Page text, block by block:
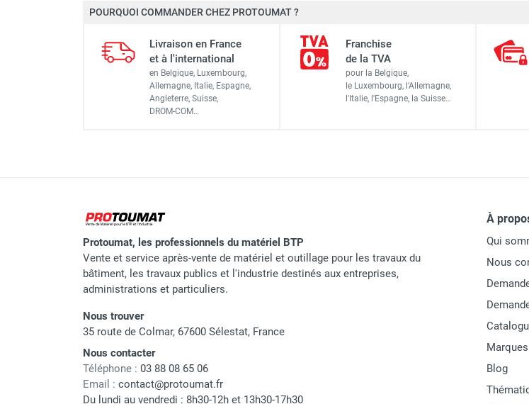
Diamètre
Alésage Ø 20 mm
Nombre segment 39
Dimensions segment 28 x 2,8 x 12 mm
Marque
Référence fournisseur
Nom du modèle MXE
Classement produit
Disque diamanté béton armé, granit et pierre naturelle mixte MXE - Ø
Disque diamanté béton armé, granit et pierre naturelle mixte MXE - Ø
POURQUOI COMMANDER CHEZ PROTOUMAT ?
Livraison en France
et à l'international
en Belgique, Luxembourg,
Allemagne, Italie, Espagne,
Angleterre, Suisse,
DROM-COM…
Franchise
de la TVA
pour la Belgique,
le Luxembourg, l'Allemagne,
l'Italie, l'Espagne, la Suisse…
Protoumat, les professionnels du matériel BTP
Vente et service après-vente de matériel et outillage pour les travaux du
bâtiment, les travaux publics et l'industrie destinés aux entreprises,
administrations et particuliers.
Nous trouver
35 route de Colmar, 67600 Sélestat, France
Nous contacter
Téléphone : 03 88 08 65 06
Email : contact@protoumat.fr
Du lundi au vendredi : 8h30-12h et 13h30-17h30
À
Qui
Nous
Marques
Blog